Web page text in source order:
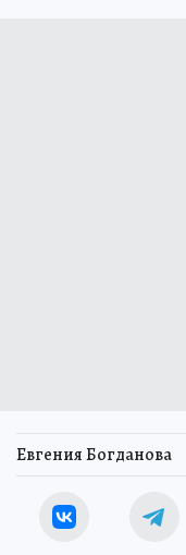
Евгения Богданова